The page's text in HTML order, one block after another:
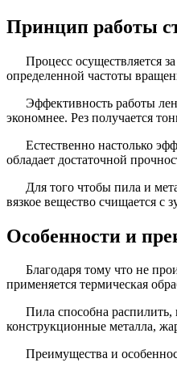
Принцип работы
Процесс осуществляется
определенной частоты
Эффективность работы
экономнее. Рез получается
Естественно настолько
обладает достаточной
Для того чтобы пила и
вязкое вещество счищается с
Особенности и
Благодаря тому что не
применяется термическая
Пила способна
конструкционные металла,
Преимущества и